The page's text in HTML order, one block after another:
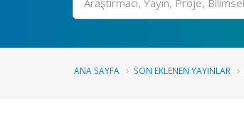
ANA SAYFA SON EKLENEN YAYINLAR